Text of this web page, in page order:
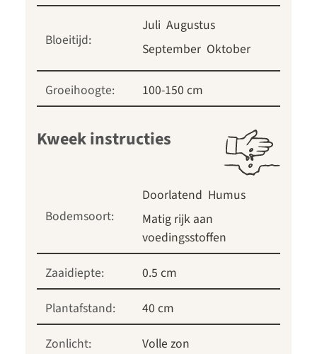
Bloeitijd:
Juli Augustus
September Oktober
Groeihoogte: 100-150 cm
Kweek instructies
Bodemsoort:
Doorlatend Humus
Matig rijk aan
voedingsstoffen
Zaaidiepte:
0.5 cm
Plantafstand:
40 cm
Zonlicht:
Volle zon